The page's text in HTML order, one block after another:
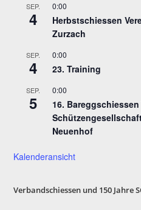
SEP.
4
0:00
Herbstschiessen
Zurzach
SEP.
4
0:00
23. Training
SEP.
5
0:00
16. Bareggschiessen
Neuenhof
Kalenderansicht
Verbandschiessen und 150 Jahre